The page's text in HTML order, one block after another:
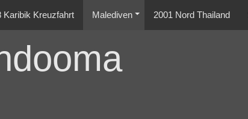
Karibik Kreuzfahrt Malediven 2001 Nord Thailand